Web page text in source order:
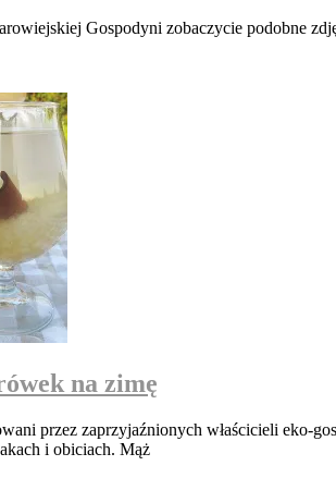
Gospodyni zobaczycie podobne
na zimę
przez zaprzyjaźnionych właścicieli eko-
i obiciach. Mąż